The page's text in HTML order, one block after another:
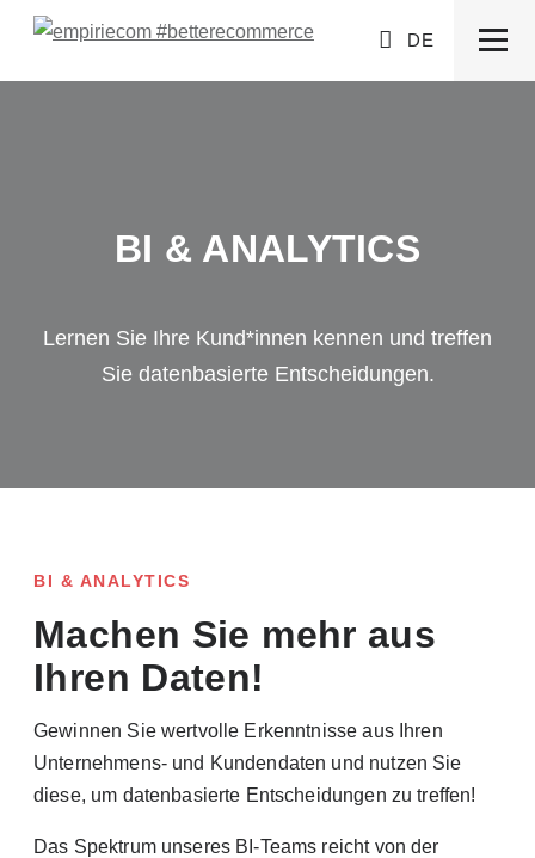
DE
BI & ANALYTICS
Lernen Sie Ihre Kund*innen kennen und treffen
Sie datenbasierte Entscheidungen.
BI & ANALYTICS
Machen Sie mehr aus
Ihren Daten!
Gewinnen Sie wertvolle Erkenntnisse aus Ihren
Unternehmens- und Kundendaten und nutzen Sie
diese, um datenbasierte Entscheidungen zu treffen!
Das Spektrum unseres BI-Teams reicht von der